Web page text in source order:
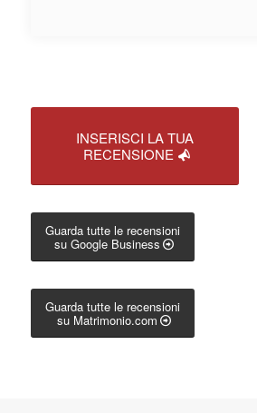
INSERISCI LA TUA
RECENSIONE
Guarda tutte le recensioni
su Google Business
Guarda tutte le recensioni
su Matrimonio.com